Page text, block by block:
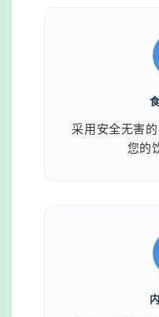
采用安全无害
您的